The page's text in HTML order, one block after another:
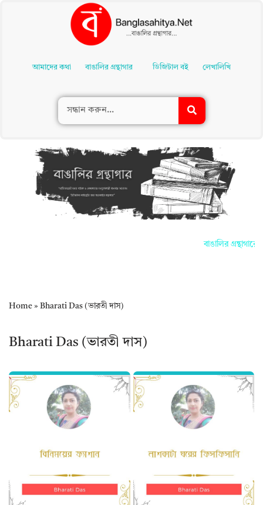
Contentআমাদের কথা বাঙালির গ্রন্থাগার ডিজিটাল বই লেখালিখি
বাঙালির
Home » Bharati Das (ভারতী দাস)
Bharati Das (ভারতী দাস)